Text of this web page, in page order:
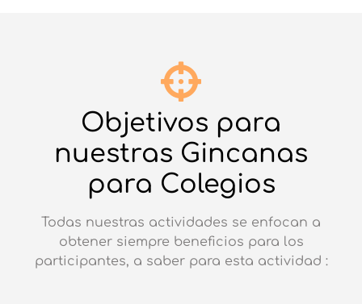
Objetivos para
nuestras Gincanas
para Colegios
Todas nuestras actividades se enfocan a
obtener siempre beneficios para los
participantes, a saber para esta actividad :